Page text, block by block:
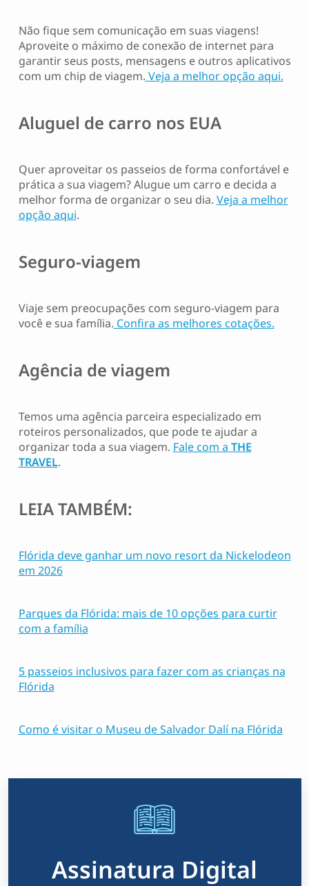
Não fique sem comunicação em suas viagens!
Aproveite o máximo de conexão de internet para
garantir seus posts, mensagens e outros aplicativos
com um chip de viagem. Veja a melhor opção aqui.
Aluguel de carro nos EUA
Quer aproveitar os passeios de forma confortável e
prática a sua viagem? Alugue um carro e decida a
melhor forma de organizar o seu dia. Veja a melhor
opção aqui.
Seguro-viagem
Viaje sem preocupações com seguro-viagem para
você e sua família. Confira as melhores cotações.
Agência de viagem
Temos uma agência parceira especializado em
roteiros personalizados, que pode te ajudar a
organizar toda a sua viagem. Fale com a THE
TRAVEL.
LEIA TAMBÉM:
Flórida deve ganhar um novo resort da Nickelodeon
em 2026
Parques da Flórida: mais de 10 opções para curtir
com a família
5 passeios inclusivos para fazer com as crianças na
Flórida
Como é visitar o Museu de Salvador Dalí na Flórida
Assinatura Digital